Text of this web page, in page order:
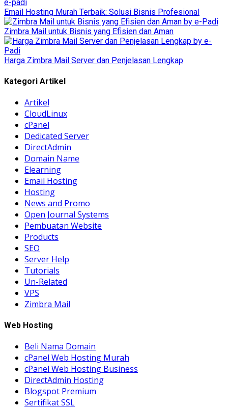
Email Hosting Murah Terbaik: Solusi Bisnis Profesional
Zimbra Mail untuk Bisnis yang Efisien dan Aman
Harga Zimbra Mail Server dan Penjelasan Lengkap
Kategori Artikel
Artikel
CloudLinux
cPanel
Dedicated Server
DirectAdmin
Domain Name
Elearning
Email Hosting
Hosting
News and Promo
Open Journal Systems
Pembuatan Website
Products
SEO
Server Help
Tutorials
Un-Related
VPS
Zimbra Mail
Web Hosting
Beli Nama Domain
cPanel Web Hosting Murah
cPanel Web Hosting Business
DirectAdmin Hosting
Blogspot Premium
Sertifikat SSL